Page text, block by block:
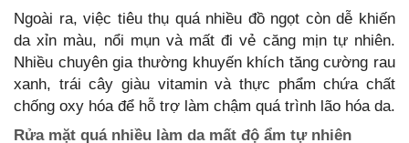
Ngoài ra, việc tiêu thụ quá nhiều đồ ngọt còn dễ khiến
da xỉn màu, nổi mụn và mất đi vẻ căng mịn tự nhiên.
Nhiều chuyên gia thường khuyến khích tăng cường rau
xanh, trái cây giàu vitamin và thực phẩm chứa chất
chống oxy hóa để hỗ trợ làm chậm quá trình lão hóa da.
Rửa mặt quá nhiều làm da mất độ ẩm tự nhiên